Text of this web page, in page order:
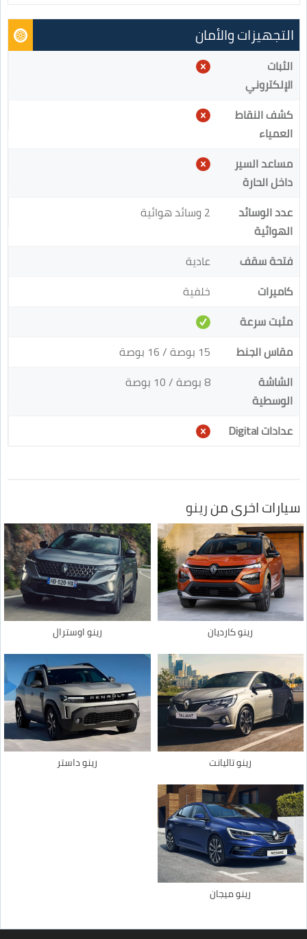
التجهيزات والأمان
الثبات
الإلكتروني
كشف النقاط
العمياء
مساعد السير
داخل الحارة
عدد الوسائد
الهوائية
2 وسائد هوائية
فتحة سقف
عادية
كاميرات
خلفية
مثبت سرعة
مقاس الجنط
15 بوصة / 16 بوصة
الشاشة
الوسطية
8 بوصة / 10 بوصة
عدادات Digital
سيارات اخرى منرينو
رينو كارديان رينو اوسترال
رينو تاليانت رينو داستر
رينو ميجان